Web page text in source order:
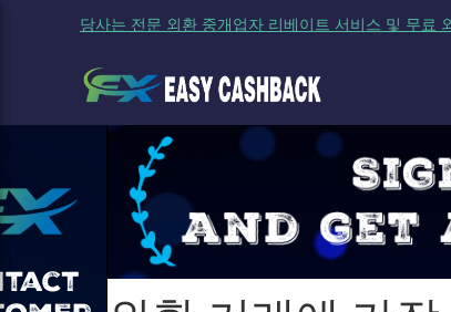
당사는 전문 외환 중개업자 리베이트 서비스 및 무료